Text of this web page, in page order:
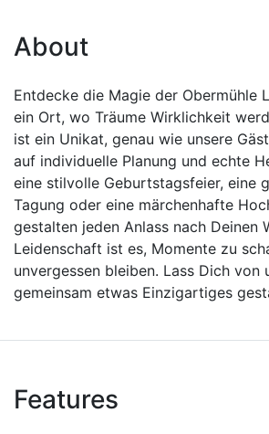
About
Entdecke die Magie der Obermühle
ein Ort, wo Träume Wirklichkeit
ist ein Unikat, genau wie unsere
auf individuelle Planung und echte
eine stilvolle Geburtstagsfeier, eine
Tagung oder eine märchenhafte
gestalten jeden Anlass nach Deinen
Leidenschaft ist es, Momente zu
unvergessen bleiben. Lass Dich von
gemeinsam etwas Einzigartiges
Features